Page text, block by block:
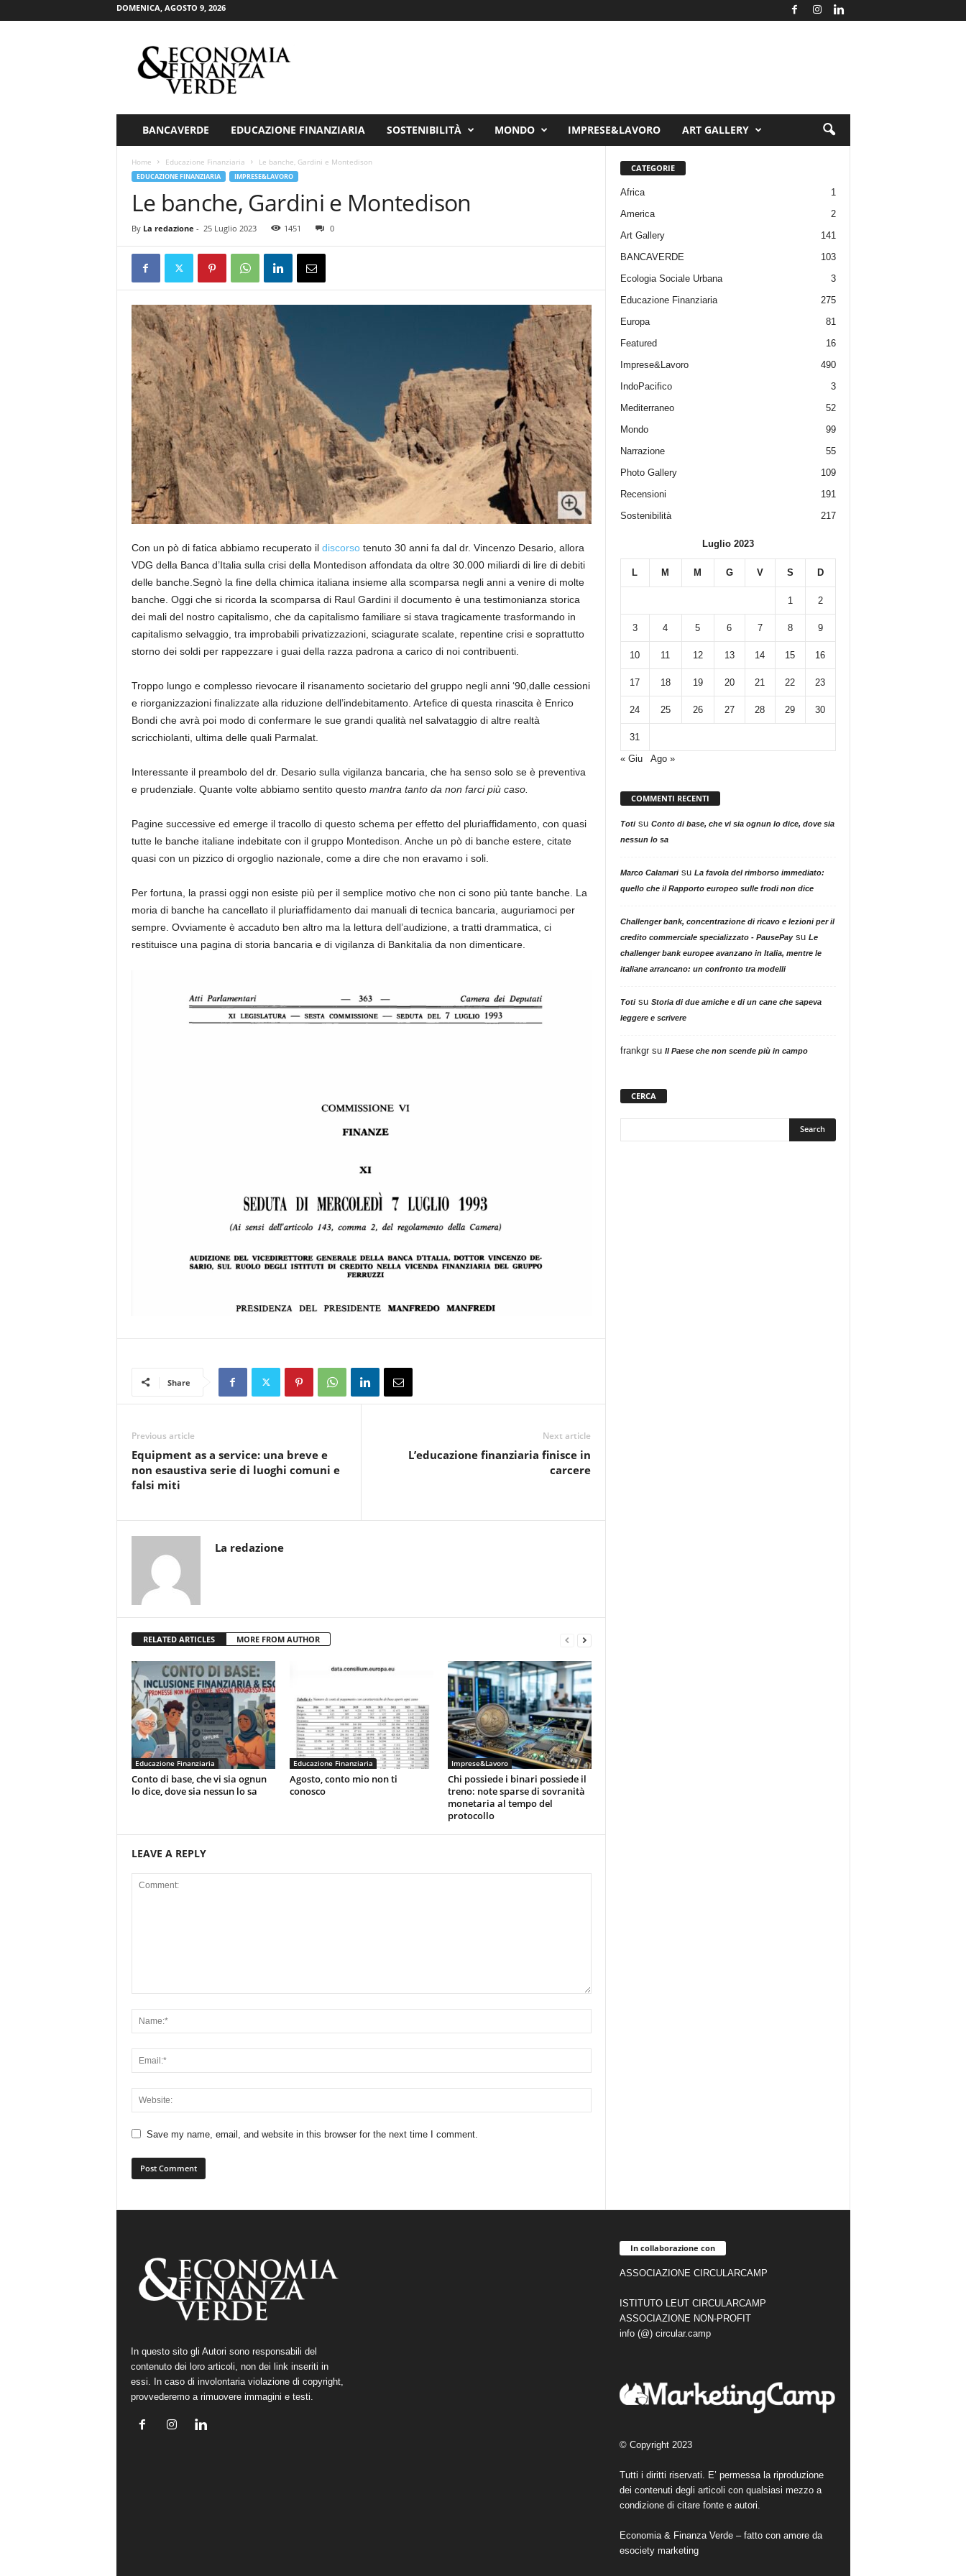
DOMENICA, AGOSTO 9, 2026
z
e
BANCAVERDE EDUCAZIONE FINANZIARIA SOSTENIBILITÀ MONDO IMPRESE&LAVORO ART GALLERY
Home Educazione Finanziaria Le banche, Gardini e Montedison
EDUCAZIONE FINANZIARIA IMPRESE&LAVORO
Le banche, Gardini e Montedison
By La redazione - 25 Luglio 2023 1451 0
Con un pò di fatica abbiamo recuperato il discorsotenuto 30 anni fa dal dr. Vincenzo Desario, allora
VDG della Banca d’Italia sulla crisi della Montedison affondata da oltre 30.000 miliardi di lire di debiti
delle banche.Segnò la fine della chimica italiana insieme alla scomparsa negli anni a venire di molte
banche. Oggi che si ricorda la scomparsa di Raul Gardini il documento è una testimonianza storica
dei mali del nostro capitalismo, che da capitalismo familiare si stava tragicamente trasformando in
capitalismo selvaggio, tra improbabili privatizzazioni, sciagurate scalate, repentine crisi e soprattutto
storno dei soldi per rappezzare i guai della razza padrona a carico di noi contribuenti.
Troppo lungo e complesso rievocare il risanamento societario del gruppo negli anni ‘90,dalle cessioni
e riorganizzazioni finalizzate alla riduzione dell’indebitamento. Artefice di questa rinascita è Enrico
Bondi che avrà poi modo di confermare le sue grandi qualità nel salvataggio di altre realtà
scricchiolanti, ultima delle quali Parmalat.
Interessante il preambolo del dr. Desario sulla vigilanza bancaria, che ha senso solo se è preventiva
e prudenziale. Quante volte abbiamo sentito questo mantra tanto da non farci più caso.
Pagine successive ed emerge il tracollo di questo schema per effetto del pluriaffidamento, con quasi
tutte le banche italiane indebitate con il gruppo Montedison. Anche un pò di banche estere, citate
quasi con un pizzico di orgoglio nazionale, come a dire che non eravamo i soli.
Per fortuna, la prassi oggi non esiste più per il semplice motivo che non ci sono più tante banche. La
moria di banche ha cancellato il pluriaffidamento dai manuali di tecnica bancaria, auguriamoci per
sempre. Ovviamente è accaduto ben altro ma la lettura dell’audizione, a tratti drammatica, ci
restituisce una pagina di storia bancaria e di vigilanza di Bankitalia da non dimenticare.
Share
Previous article
Equipment as a service: una breve e
non esaustiva serie di luoghi comuni e
falsi miti
Next article
L’educazione finanziaria finisce in
carcere
La redazione
RELATED ARTICLES MORE FROM AUTHOR
Educazione Finanziaria
Conto di base, che vi sia ognun
lo dice, dove sia nessun lo sa
Educazione Finanziaria
Agosto, conto mio non ti
conosco
Imprese&Lavoro
Chi possiede i binari possiede il
treno: note sparse di sovranità
monetaria al tempo del
protocollo
LEAVE A REPLY
Save my name, email, and website in this browser for the next time I comment.
CATEGORIE
Africa
1
America
2
Art Gallery
141
BANCAVERDE
103
Ecologia Sociale Urbana
3
Educazione Finanziaria
275
Europa
81
Featured
16
Imprese&Lavoro
490
IndoPacifico
3
Mediterraneo
52
Mondo
99
Narrazione
55
Photo Gallery
109
Recensioni
191
Sostenibilità
217
Luglio 2023
L M M G V S D
1 2
3 4 5 6 7 8 9
10 11 12 13 14 15 16
17 18 19 20 21 22 23
24 25 26 27 28 29 30
31
« Giu
Ago »
COMMENTI RECENTI
Totisu Conto di base, che vi sia ognun lo dice, dove sia
nessun lo sa
Marco Calamarisu La favola del rimborso immediato:
quello che il Rapporto europeo sulle frodi non dice
Challenger bank, concentrazione di ricavo e lezioni per il
credito commerciale specializzato - PausePaysu Le
challenger bank europee avanzano in Italia, mentre le
italiane arrancano: un confronto tra modelli
Totisu Storia di due amiche e di un cane che sapeva
leggere e scrivere
frankgrsu Il Paese che non scende più in campo
CERCA
In questo sito gli Autori sono responsabili del
contenuto dei loro articoli, non dei link inseriti in
essi. In caso di involontaria violazione di copyright,
provvederemo a rimuovere immagini e testi.
In collaborazione con
ASSOCIAZIONE CIRCULARCAMP
ISTITUTO LEUT CIRCULARCAMP
ASSOCIAZIONE NON-PROFIT
info (@) circular.camp
© Copyright 2023
Tutti i diritti riservati. E’ permessa la riproduzione
dei contenuti degli articoli con qualsiasi mezzo a
condizione di citare fonte e autori.
Economia & Finanza Verde – fatto con amore da
esociety marketing